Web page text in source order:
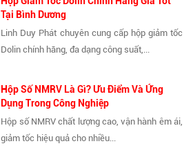
Tại Bình Dương
Linh Duy Phát chuyên cung cấp hộp giảm tốc
Dolin chính hãng, đa dạng công suất,...
Hộp Số NMRV Là Gì? Ưu Điểm Và Ứng
Dụng Trong Công Nghiệp
Hộp số NMRV chất lượng cao, vận hành êm ái,
giảm tốc hiệu quả cho nhiều...